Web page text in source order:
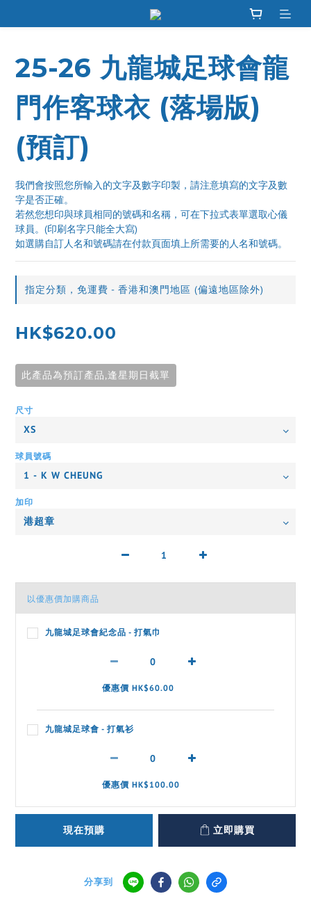
25-26 九龍城足球會龍
門作客球衣 (落場版)
(預訂)
我們會按照您所輸入的文字及數字印製，請注意填寫的文字及數
字是否正確。
若然您想印與球員相同的號碼和名稱，可在下拉式表單選取心儀
球員。(印刷名字只能全大寫)
如選購自訂人名和號碼請在付款頁面填上所需要的人名和號碼。
指定分類，免運費 - 香港和澳門地區 (偏遠地區除外)
HK$620.00
此產品為預訂產品,逢星期日截單
尺寸
球員號碼
加印
以優惠價加購商品
九龍城足球會紀念品 - 打氣巾
優惠價 HK$60.00
九龍城足球會 - 打氣衫
優惠價 HK$100.00
現在預購 立即購買
分享到